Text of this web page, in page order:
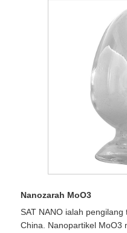
Nanozarah MoO3
SAT NANO ialah
China. Nanopartikel MoO3